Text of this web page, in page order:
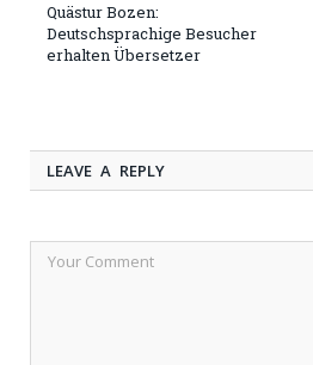
Quästur Bozen:
Deutschsprachige Besucher
erhalten Übersetzer
LEAVE A REPLY